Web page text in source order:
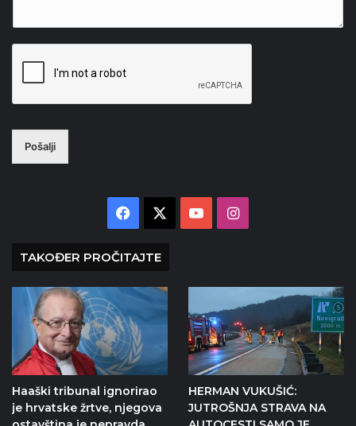
Pošalji
Facebook YouTubeInstagram
TAKOĐER PROČITAJTE
Haaški tribunal ignorirao
je hrvatske žrtve, njegova
HERMAN VUKUŠIĆ:
JUTROŠNJA STRAVA NA